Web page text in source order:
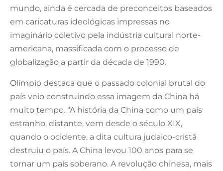
mundo, ainda é cercada de preconceitos baseados
em caricaturas ideológicas impressas no
imaginário coletivo pela indústria cultural norte-
americana, massificada com o processo de
globalização a partir da década de 1990.
Olímpio destaca que o passado colonial brutal do
país veio construindo essa imagem da China há
muito tempo. “A história da China como um país
estranho, distante, vem desde o século XIX,
quando o ocidente, a dita cultura judaico-cristã
destruiu o país. A China levou 100 anos para se
tornar um país soberano. A revolução chinesa, mais